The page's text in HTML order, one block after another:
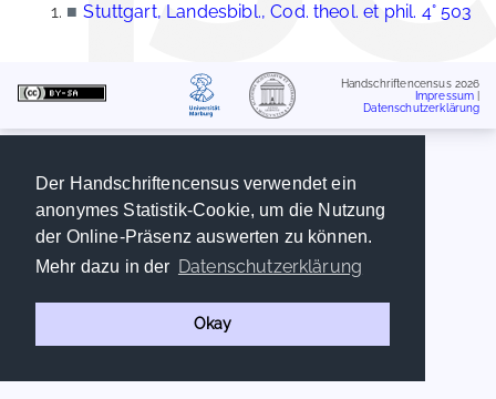
Der Handschriftencensus verwendet ein
anonymes Statistik-Cookie, um die Nutzung
der Online-Präsenz auswerten zu können.
Mehr dazu in der Datenschutzerklärung
Okay
■ Stuttgart, Landesbibl., Cod. theol. et phil. 4° 503
Handschriftencensus 2026
Impressum
Datenschutzerklärung